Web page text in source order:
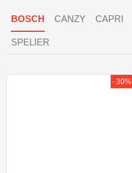
BOSCH CANZY CAPRI
SPELIER
- 30%